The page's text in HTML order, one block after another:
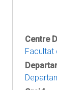
Centre
Facultat